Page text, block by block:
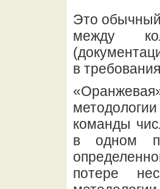
Это обычный
между
в
команды
в одном
потере